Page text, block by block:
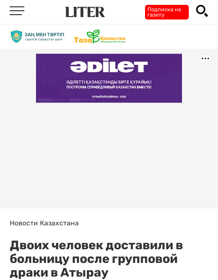
Подписка на
газету
Новости Казахстана
Двоих человек доставили в
больницу после групповой
драки в Атырау